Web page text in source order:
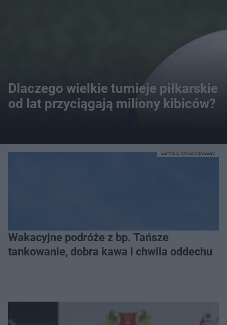
Dlaczego wielkie turnieje piłkarskie
od lat przyciągają miliony kibiców?
Wakacyjne podróże z bp. Tańsze
tankowanie, dobra kawa i chwila oddechu
MATERIAŁ SPONSOROWANY